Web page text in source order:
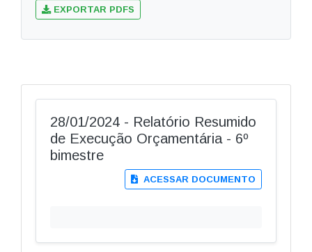
EXPORTAR PDFS
28/01/2024 - Relatório Resumido
de Execução Orçamentária - 6º
bimestre
ACESSAR DOCUMENTO